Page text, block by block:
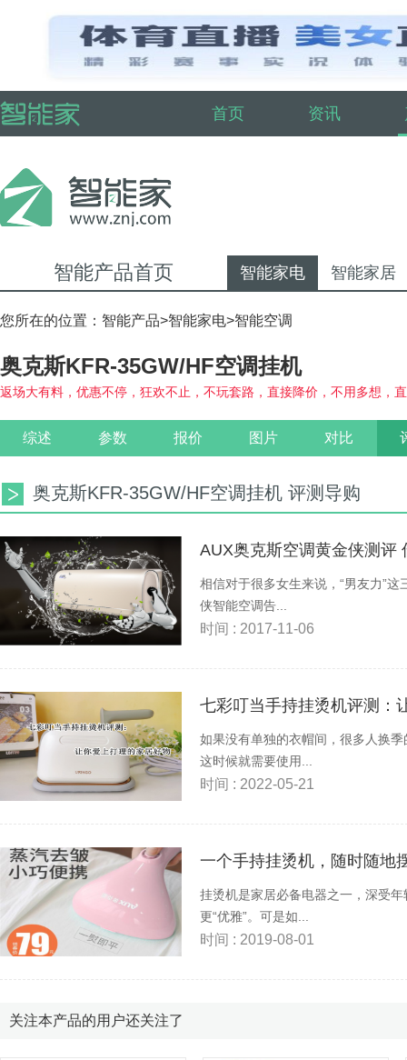
首页 资讯
智能产品首页 智能家电 智能家居
您所在的位置： 智能产品>智能家电>智能空调
奥克斯KFR-35GW/HF空调挂机
返场大有料，优惠不停，狂欢不止，不玩套路，直接降价，不用多想，
综述 参数 报价 图片 对比
奥克斯KFR-35GW/HF空调挂机 评测导购
AUX奥克斯空调黄金侠测评
相信对于很多女生来说，“男友力”
侠智能空调告...
时间 : 2017-11-06
七彩叮当手持挂烫机评测：
如果没有单独的衣帽间，很多人换
这时候就需要使用...
时间 : 2022-05-21
一个手持挂烫机，随时随地
挂烫机是家居必备电器之一，深受
更“优雅”。可是如...
时间 : 2019-08-01
关注本产品的用户还关注了